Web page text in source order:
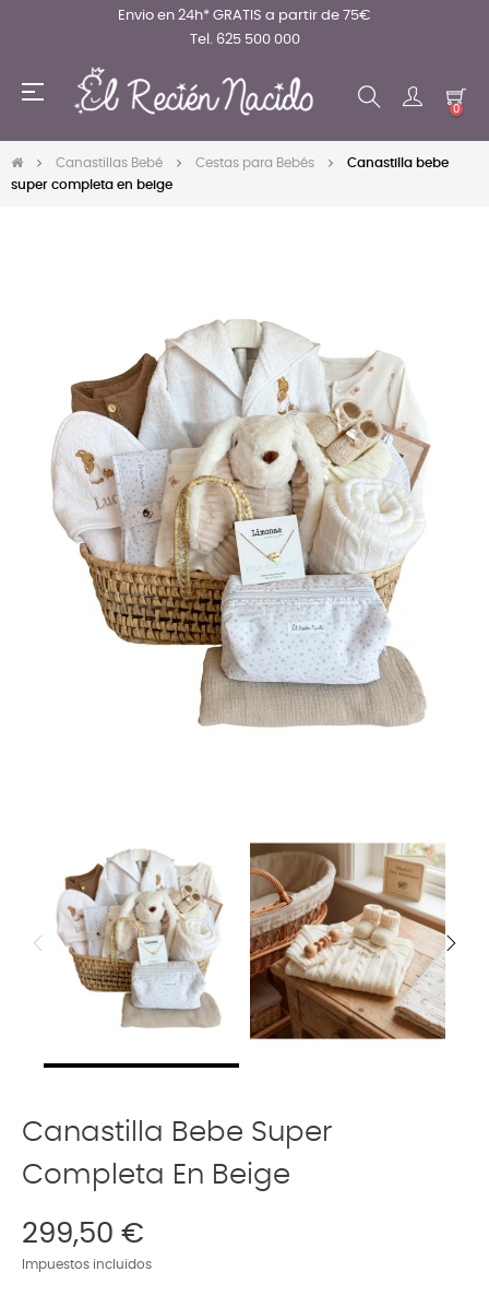
Envio en 24h* GRATIS a partir de 75€
Tel. 625 500 000
Navegación
☰
0
Canastillas Bebé Cestas para Bebés
Canastilla bebe
super completa en beige
Canastilla Bebe Super
Completa En Beige
299,50 €
Impuestos incluidos